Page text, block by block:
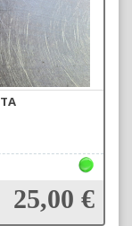
25,00 €